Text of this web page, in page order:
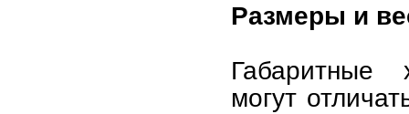
Размеры и
Габаритные
могут